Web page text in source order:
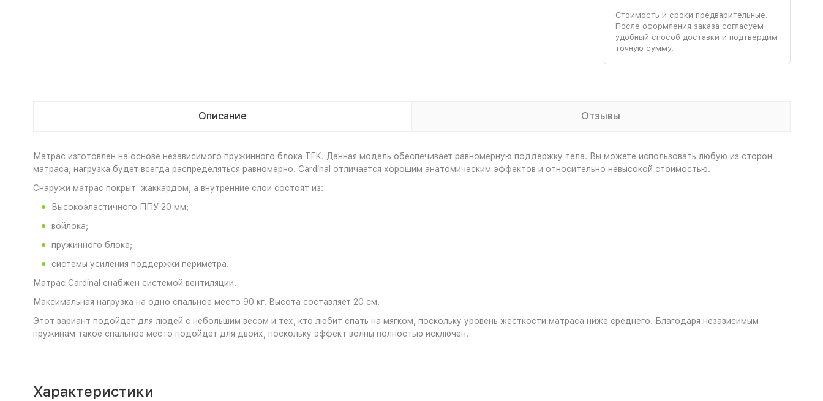
Стоимость и сроки предварительные.
После оформления заказа согласуем
удобный способ доставки и подтвердим
точную сумму.
Описание Отзывы
Матрас изготовлен на основе независимого пружинного блока TFK. Данная модель обеспечивает равномерную поддержку тела. Вы можете использовать любую из сторон
матраса, нагрузка будет всегда распределяться равномерно. Cardinal отличается хорошим анатомическим эффектов и относительно невысокой стоимостью.
Снаружи матрас покрыт жаккардом, а внутренние слои состоят из:
Высокоэластичного ППУ 20 мм;
войлока;
пружинного блока;
системы усиления поддержки периметра.
Матрас Cardinal снабжен системой вентиляции.
Максимальная нагрузка на одно спальное место 90 кг. Высота составляет 20 см.
Этот вариант подойдет для людей с небольшим весом и тех, кто любит спать на мягком, поскольку уровень жесткости матраса ниже среднего. Благодаря независимым
пружинам такое спальное место подойдет для двоих, поскольку эффект волны полностью исключен.
Характеристики